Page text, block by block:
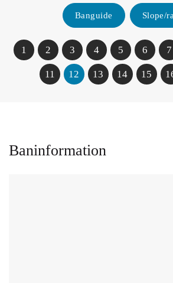
Banguide Slope/
1 2 3 4 5 6 7
11 12 13 14 15
Baninformation